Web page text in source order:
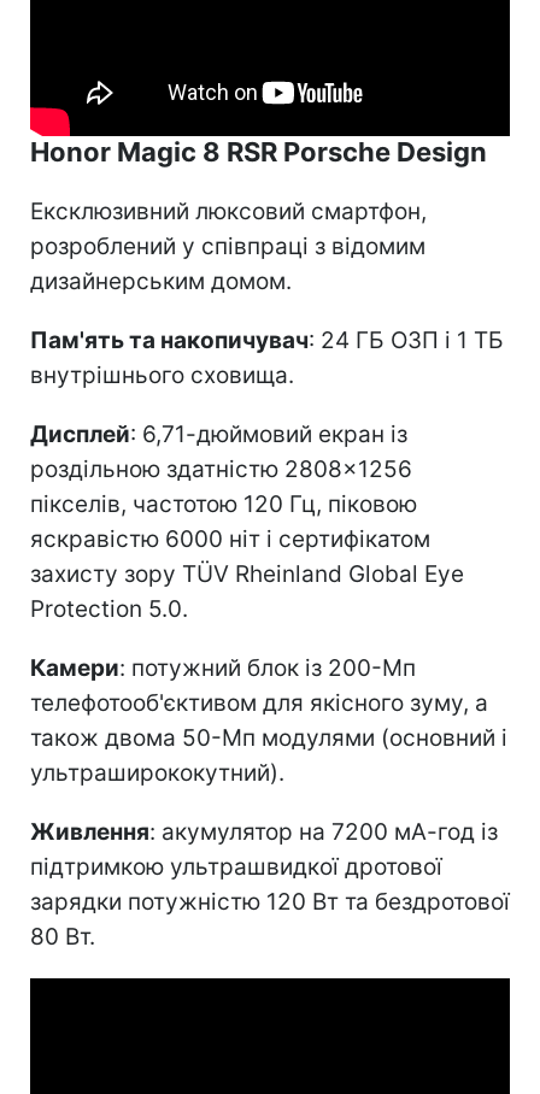
Honor Magic 8 RSR Porsche Design
Ексклюзивний люксовий смартфон,
розроблений у співпраці з відомим
дизайнерським домом.
Пам'ять та накопичувач: 24 ГБ ОЗП і 1 ТБ
внутрішнього сховища.
Дисплей: 6,71-дюймовий екран із
роздільною здатністю 2808×1256
пікселів, частотою 120 Гц, піковою
яскравістю 6000 ніт і сертифікатом
захисту зору TÜV Rheinland Global Eye
Protection 5.0.
Камери: потужний блок із 200-Мп
телефотооб'єктивом для якісного зуму, а
також двома 50-Мп модулями (основний і
ультраширококутний).
Живлення: акумулятор на 7200 мА-год із
підтримкою ультрашвидкої дротової
зарядки потужністю 120 Вт та бездротової
80 Вт.